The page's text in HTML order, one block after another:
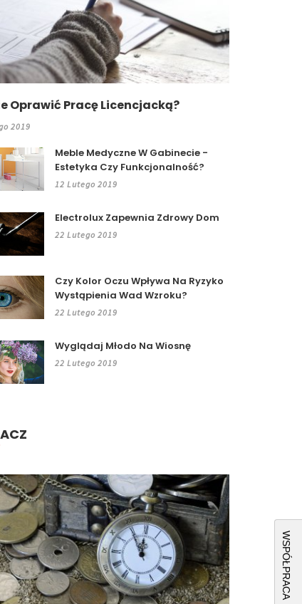
Oprawić Pracę Licencjacką?
2019
Meble Medyczne W Gabinecie -
Estetyka Czy Funkcjonalność?
12 Lutego 2019
Electrolux Zapewnia Zdrowy Dom
22 Lutego 2019
Czy Kolor Oczu Wpływa Na Ryzyko
Wystąpienia Wad Wzroku?
22 Lutego 2019
Wyglądaj Młodo Na Wiosnę
22 Lutego 2019
WSPÓŁPRACA